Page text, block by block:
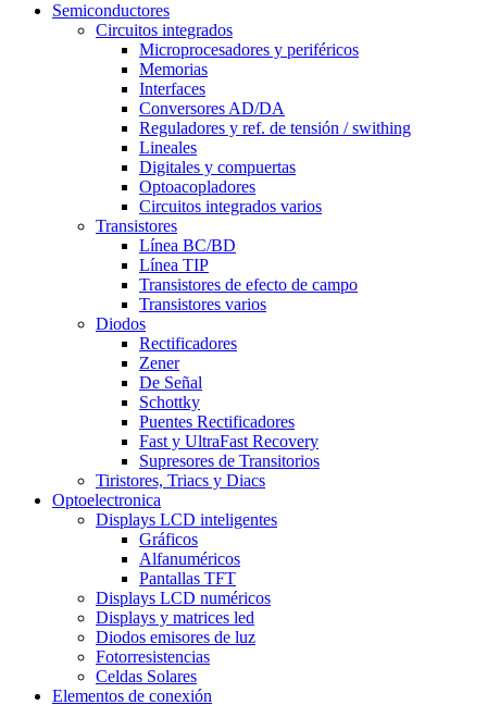
Semiconductores
Circuitos integrados
Microprocesadores y periféricos
Memorias
Interfaces
Conversores AD/DA
Reguladores y ref. de tensión / swithing
Lineales
Digitales y compuertas
Optoacopladores
Circuitos integrados varios
Transistores
Línea BC/BD
Línea TIP
Transistores de efecto de campo
Transistores varios
Diodos
Rectificadores
Zener
De Señal
Schottky
Puentes Rectificadores
Fast y UltraFast Recovery
Supresores de Transitorios
Tiristores, Triacs y Diacs
Optoelectronica
Displays LCD inteligentes
Gráficos
Alfanuméricos
Pantallas TFT
Displays LCD numéricos
Displays y matrices led
Diodos emisores de luz
Fotorresistencias
Celdas Solares
Elementos de conexión